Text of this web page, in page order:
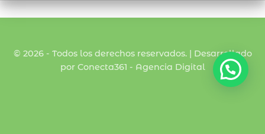
© 2026 - Todos los derechos reservados. | Desarrollado
por Conecta361 - Agencia Digital